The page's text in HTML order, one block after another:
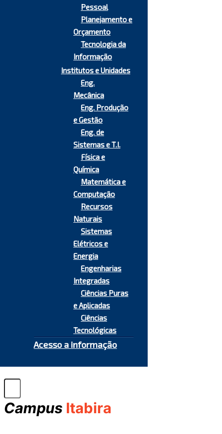
Pessoal
Planejamento e
Orçamento
Tecnologia da
Informação
Institutos e Unidades
Eng.
Mecânica
Eng. Produção
e Gestão
Eng. de
Sistemas e T.I.
Física e
Química
Matemática e
Computação
Recursos
Naturais
Sistemas
Elétricos e
Energia
Engenharias
Integradas
Ciências Puras
e Aplicadas
Ciências
Tecnológicas
Acesso a informação
Campus Itabira